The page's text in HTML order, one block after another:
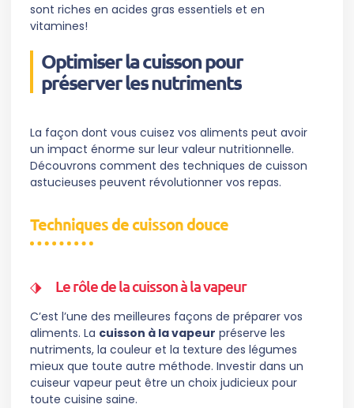
sont riches en acides gras essentiels et en
vitamines!
Optimiser la cuisson pour
préserver les nutriments
La façon dont vous cuisez vos aliments peut avoir
un impact énorme sur leur valeur nutritionnelle.
Découvrons comment des techniques de cuisson
astucieuses peuvent révolutionner vos repas.
Techniques de cuisson douce
Le rôle de la cuisson à la vapeur
C’est l’une des meilleures façons de préparer vos
aliments. La cuisson à la vapeur préserve les
nutriments, la couleur et la texture des légumes
mieux que toute autre méthode. Investir dans un
cuiseur vapeur peut être un choix judicieux pour
toute cuisine saine.